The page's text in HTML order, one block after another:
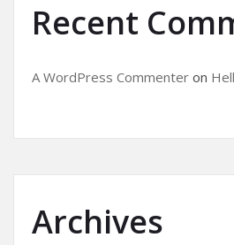
Recent
A WordPress Commenter on
Archives